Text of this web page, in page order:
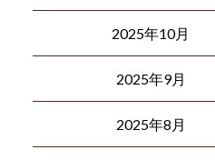
2025年10月
2025年9月
2025年8月